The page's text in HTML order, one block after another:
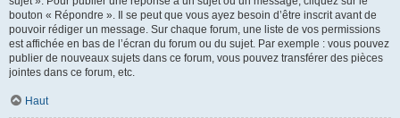
bouton « Répondre ». Il se peut que vous ayez besoin d’être inscrit avant de
pouvoir rédiger un message. Sur chaque forum, une liste de vos permissions
est affichée en bas de l’écran du forum ou du sujet. Par exemple : vous pouvez
publier de nouveaux sujets dans ce forum, vous pouvez transférer des pièces
jointes dans ce forum, etc.
Haut